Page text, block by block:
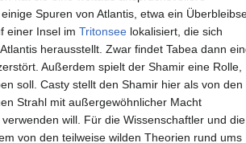
Spuren von Atlantis, etwa ein
einer Insel im Tritonsee lokalisiert, die sich
herausstellt. Zwar findet Tabea dann
Außerdem spielt der Shamir eine Rolle,
soll. Casty stellt den Shamir hier als von den
Strahl mit außergewöhnlicher Macht
will. Für die Wissenschaftler und die
von den teilweise wilden Theorien rund ums